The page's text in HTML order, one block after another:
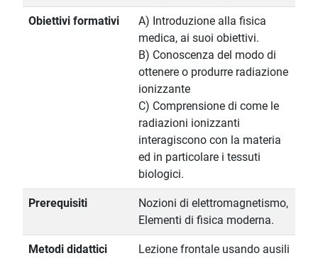
Obiettivi formativi
A) Introduzione alla fisica
medica, ai suoi obiettivi.
B) Conoscenza del modo di
ottenere o produrre radiazione
ionizzante
C) Comprensione di come le
radiazioni ionizzanti
interagiscono con la materia
ed in particolare i tessuti
biologici.
Prerequisiti
Nozioni di elettromagnetismo,
Elementi di fisica moderna.
Metodi didattici Lezione frontale usando ausili